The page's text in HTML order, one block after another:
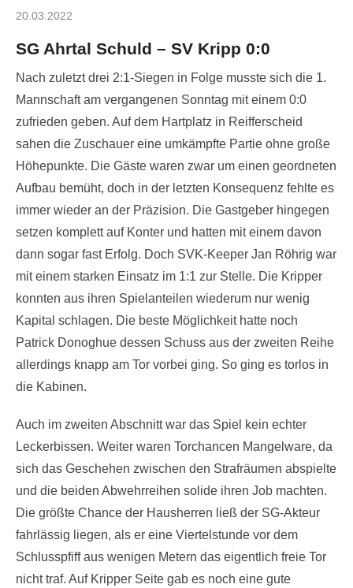
Posted
20.03.2022
SG Ahrtal Schuld – SV Kripp 0:0
Nach zuletzt drei 2:1-Siegen in Folge musste sich die 1.
Mannschaft am vergangenen Sonntag mit einem 0:0
zufrieden geben. Auf dem Hartplatz in Reifferscheid
sahen die Zuschauer eine umkämpfte Partie ohne große
Höhepunkte. Die Gäste waren zwar um einen geordneten
Aufbau bemüht, doch in der letzten Konsequenz fehlte es
immer wieder an der Präzision. Die Gastgeber hingegen
setzen komplett auf Konter und hatten mit einem davon
dann sogar fast Erfolg. Doch SVK-Keeper Jan Röhrig war
mit einem starken Einsatz im 1:1 zur Stelle. Die Kripper
konnten aus ihren Spielanteilen wiederum nur wenig
Kapital schlagen. Die beste Möglichkeit hatte noch
Patrick Donoghue dessen Schuss aus der zweiten Reihe
allerdings knapp am Tor vorbei ging. So ging es torlos in
die Kabinen.
Auch im zweiten Abschnitt war das Spiel kein echter
Leckerbissen. Weiter waren Torchancen Mangelware, da
sich das Geschehen zwischen den Strafräumen abspielte
und die beiden Abwehrreihen solide ihren Job machten.
Die größte Chance der Hausherren ließ der SG-Akteur
fahrlässig liegen, als er eine Viertelstunde vor dem
Schlusspfiff aus wenigen Metern das eigentlich freie Tor
nicht traf. Auf Kripper Seite gab es noch eine gute